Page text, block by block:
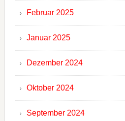
Februar 2025
Januar 2025
Dezember 2024
Oktober 2024
September 2024